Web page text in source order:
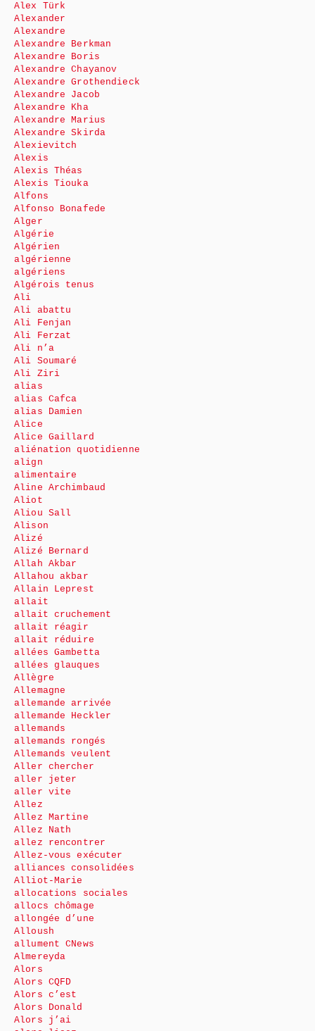
Alex Türk
Alexander
Alexandre
Alexandre Berkman
Alexandre Boris
Alexandre Chayanov
Alexandre Grothendieck
Alexandre Jacob
Alexandre Kha
Alexandre Marius
Alexandre Skirda
Alexievitch
Alexis
Alexis Théas
Alexis Tiouka
Alfons
Alfonso Bonafede
Alger
Algérie
Algérien
algérienne
algériens
Algérois tenus
Ali
Ali abattu
Ali Fenjan
Ali Ferzat
Ali n’a
Ali Soumaré
Ali Ziri
alias
alias Cafca
alias Damien
Alice
Alice Gaillard
aliénation quotidienne
align
alimentaire
Aline Archimbaud
Aliot
Aliou Sall
Alison
Alizé
Alizé Bernard
Allah Akbar
Allahou akbar
Allain Leprest
allait
allait cruchement
allait réagir
allait réduire
allées Gambetta
allées glauques
Allègre
Allemagne
allemande arrivée
allemande Heckler
allemands
allemands rongés
Allemands veulent
Aller chercher
aller jeter
aller vite
Allez
Allez Martine
Allez Nath
allez rencontrer
Allez-vous exécuter
alliances consolidées
Alliot-Marie
allocations sociales
allocs chômage
allongée d’une
Alloush
allument CNews
Almereyda
Alors
Alors CQFD
Alors c’est
Alors Donald
Alors j’ai